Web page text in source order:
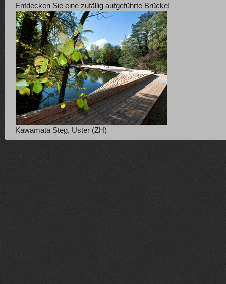
Entdecken Sie eine zufällig aufgeführte Brücke!
Kawamata Steg, Uster (ZH)